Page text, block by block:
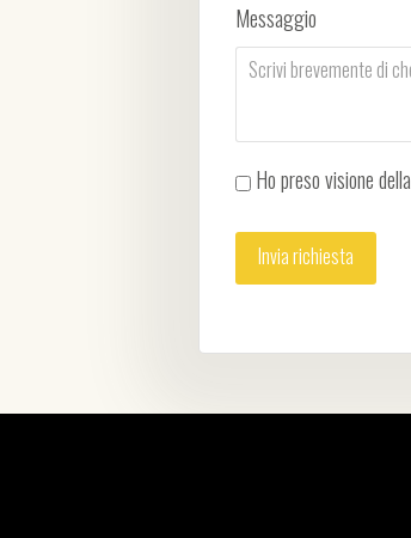
Messaggio
Ho preso visione della